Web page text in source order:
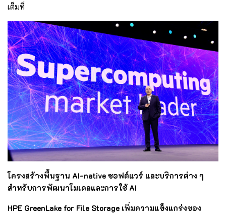
เต็มที่
โครงสร้างพื้นฐาน AI-native ซอฟต์แวร์ และบริการต่าง ๆ
สำหรับการพัฒนาโมเดลและการใช้ AI
HPE GreenLake for File Storage เพิ่มความแข็งแกร่งของ